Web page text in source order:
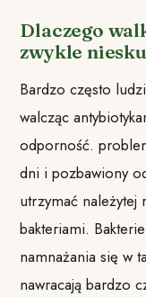
Dlaczego
zwykle
Bardzo często
walcząc
odporność.
dni i pozbawiony
utrzymać należytej
bakteriami.
namnażania się w
nawracają bardzo